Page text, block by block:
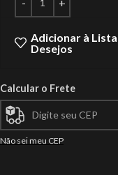
Adicionar à
Desejos
Calcular o Frete
Não sei meu CEP